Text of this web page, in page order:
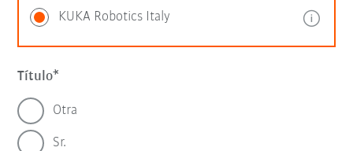
KUKA Robotics Italy
Título
Otra
Sr.